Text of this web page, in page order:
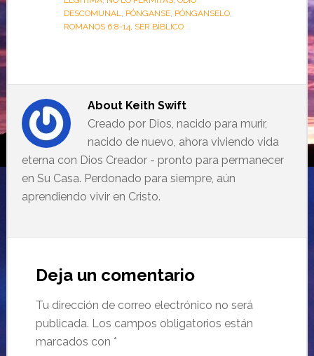
DESCOMUNAL, PÓNGANSE, PÓNGANSELO,
ROMANOS 6:8-14, SER BÍBLICO
About Keith Swift
Creado por Dios, nacido para murir,
nacido de nuevo, ahora viviendo vida
eterna con Dios Creador - pronto para permanecer
en Su Casa. Perdonado para siempre, aún
aprendiendo vivir en Cristo.
Deja un comentario
Tu dirección de correo electrónico no será
publicada. Los campos obligatorios están
marcados con *